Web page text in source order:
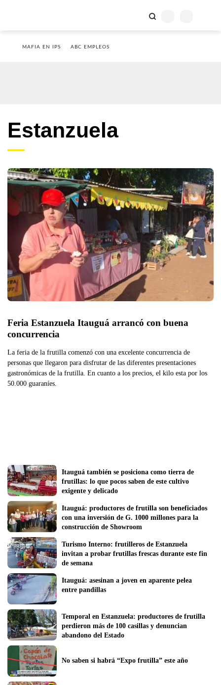
MAFIA EN IPS ABC EMPLEOS
Estanzuela
Feria Estanzuela Itauguá arrancó con buena
concurrencia
La feria de la frutilla comenzó con una excelente concurrencia de
personas que llegaron para disfrutar de las diferentes presentaciones
gastronómicas de la frutilla. En cuanto a los precios, el kilo esta por los
50.000 guaraníes.
Itauguá también se posiciona como tierra de
frutillas: lo que pocos saben de este cultivo
exigente y delicado
Itauguá: productores de frutilla son beneficiados
con una inversión de G. 1000 millones para la
construcción de Showroom
Turismo Interno: frutilleros de Estanzuela
invitan a probar frutillas frescas durante este fin
de semana
Itauguá: asesinan a joven en aparente pelea
Temporal en Estanzuela: productores de frutilla
perdieron más de 100 casillas y denuncian
abandono del Estado
No saben si habrá “Expo frutilla” este año